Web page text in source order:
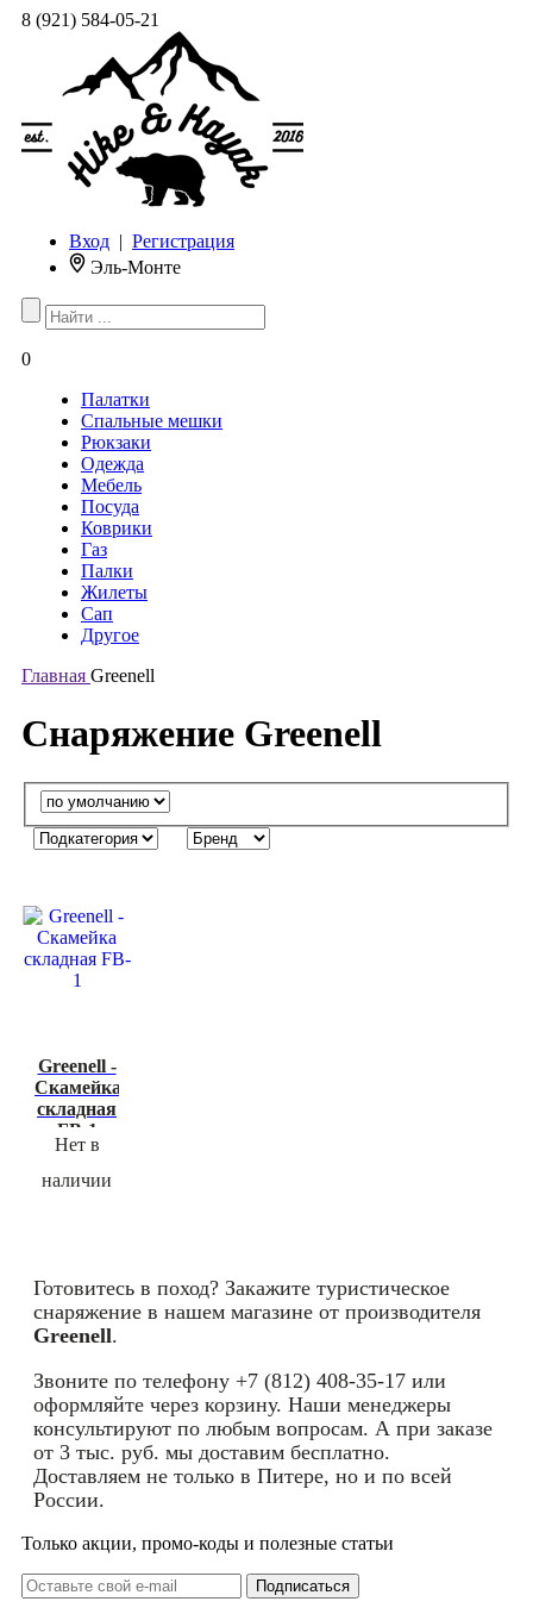
8 (921) 584-05-21
Вход | Регистрация
Эль-Монте
0
Палатки
Спальные мешки
Рюкзаки
Одежда
Мебель
Посуда
Коврики
Газ
Палки
Жилеты
Сап
Другое
Главная Greenell
Снаряжение Greenell
Greenell -
Скамейка
складная
FB-1
Нет в
наличии
Готовитесь в поход? Закажите туристическое
снаряжение в нашем магазине от производителя
Greenell.
Звоните по телефону +7 (812) 408-35-17 или
оформляйте через корзину. Наши менеджеры
консультируют по любым вопросам. А при заказе
от 3 тыс. руб. мы доставим бесплатно.
Доставляем не только в Питере, но и по всей
России.
Только акции, промо-коды и полезные статьи